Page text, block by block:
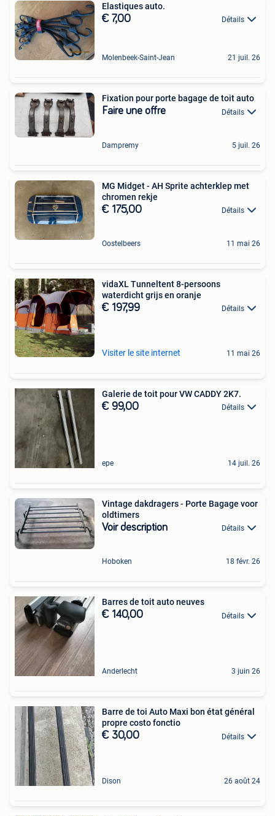
Elastiques auto.
€ 7,00 Détails
Molenbeek-Saint-Jean 21 juil. 26
Fixation pour porte bagage de toit auto
Faire une offre Détails
Dampremy 5 juil. 26
MG Midget - AH Sprite achterklep met
chromen rekje
€ 175,00 Détails
Oostelbeers 11 mai 26
vidaXL Tunneltent 8-persoons
waterdicht grijs en oranje
€ 197,99 Détails
Visiter le site internet 11 mai 26
Galerie de toit pour VW CADDY 2K7.
€ 99,00 Détails
epe 14 juil. 26
Vintage dakdragers - Porte Bagage voor
oldtimers
Voir description Détails
Hoboken 18 févr. 26
Barres de toit auto neuves
€ 140,00 Détails
Anderlecht 3 juin 26
Barre de toi Auto Maxi bon état général
propre costo fonctio
€ 30,00 Détails
Dison 26 août 24